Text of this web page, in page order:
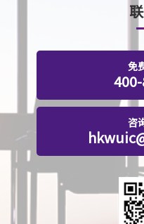
免
咨